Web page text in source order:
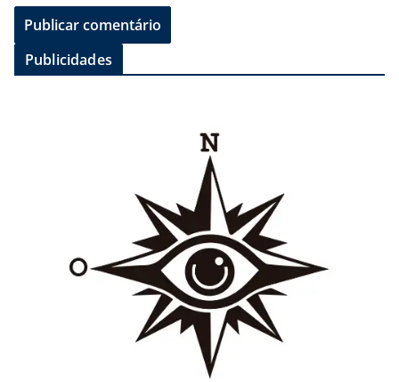
Publicidades